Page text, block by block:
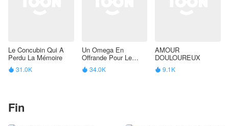
Le Concubin Qui A
Perdu La Mémoire
 31.0K
Un Omega En
Offrande Pour Le
Dragon
 34.0K
AMOUR
DOULOUREUX
 9.1K
Fin